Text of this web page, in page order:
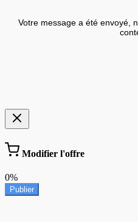
Votre message a été envoyé,
Modifier l'offre
0%
Publier